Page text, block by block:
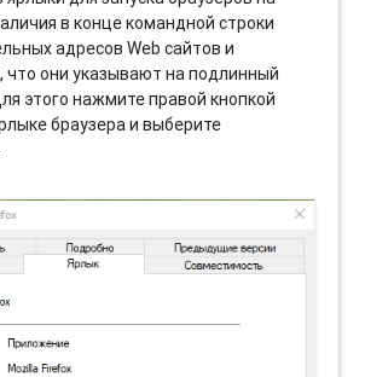
в конце командной строки
адресов Web сайтов и
что они указывают на подлинный
этого нажмите правой кнопкой
браузера и выберите